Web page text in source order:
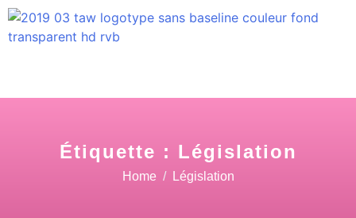
Étiquette : Législation
Home Législation